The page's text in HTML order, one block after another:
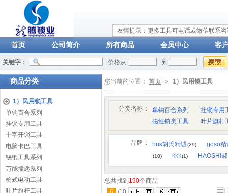
友情提示：更多工具可电话或微信联系
首页 公司简介 所有商品 会员中心 客
关键字： 价格从 到
商品分类
1）民用锁工具
单钩百合系列
挂锁专用工具
十字开锁工具
电脑卡巴工具
锡纸工具系列
万能撞匙系列
枪式电动工具
叶片旗杆工具
您当前的位置： 首页 » 1）民用锁工具
分类名称： 单钩百合系列
挂锁专用
磁性锁类工具
叶片旗杆
品牌： huk胡氏精诚(29) goso精
(10) kkk(1) HAOSHI
总共找到 190个商品